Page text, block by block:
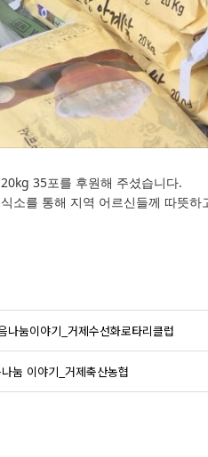
35포를 후원해 주셨습니다.
소를 통해 지역 어르신들께 따뜻
나눔이야기_거제수선화로타리클럽
눔 이야기_거제축산농협